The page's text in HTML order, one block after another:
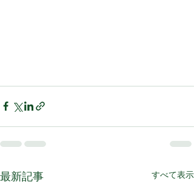
最新記事 すべて表示